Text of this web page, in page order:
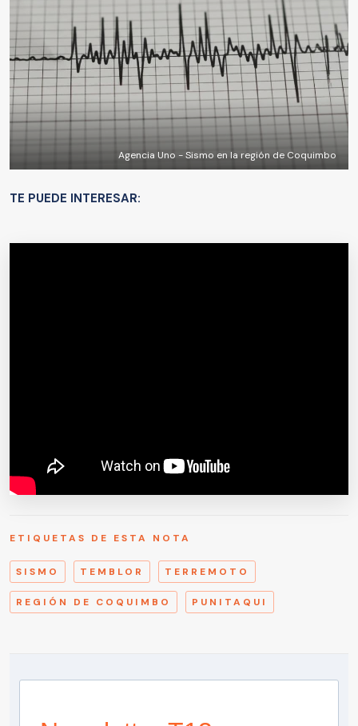
Agencia Uno - Sismo en la región de Coquimbo
TE PUEDE INTERESAR:
ETIQUETAS DE ESTA NOTA
SISMO TEMBLOR TERREMOTO
REGIÓN DE COQUIMBO PUNITAQUI